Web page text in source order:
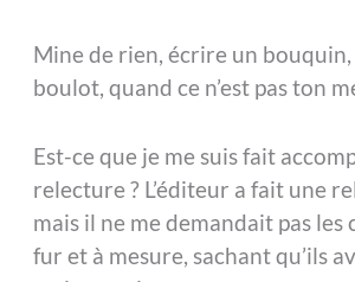
Mine de rien, écrire un bouquin,
boulot, quand ce n’est pas ton
Est-ce que je me suis fait
relecture ? L’éditeur a fait une
mais il ne me demandait pas les
fur et à mesure, sachant qu’ils